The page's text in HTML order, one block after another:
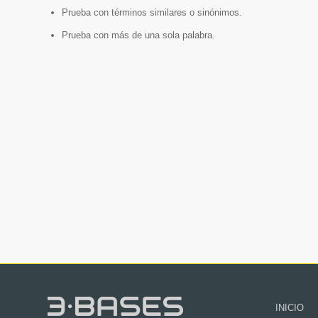
Prueba con términos similares o sinónimos.
Prueba con más de una sola palabra.
INICIO